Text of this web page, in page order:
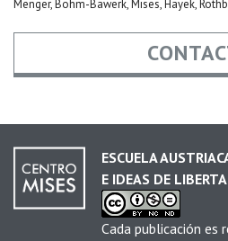
Menger, Böhm-Bawerk, Mises, Hayek,
Email *
ESCUELA
E IDEAS DE
Cada publicación es